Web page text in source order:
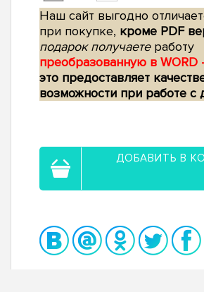
Наш сайт выгодно
при покупке, кроме PDF
подарок получаетеработу
преобразованную в WORD
это предоставляет
возможности при работе с
ДОБАВИТЬ В